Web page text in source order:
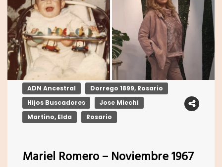
ADN Ancestral
Dorrego 1899, Rosario
Hijos Buscadores
Jose Miechi
Martino, Elda
Rosario
Mariel Romero – Noviembre 1967